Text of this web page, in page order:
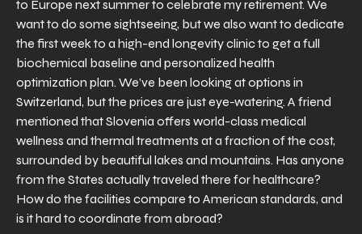
to Europe next summer to celebrate my retirement. We
want to do some sightseeing, but we also want to dedicate
the first week to a high-end longevity clinic to get a full
biochemical baseline and personalized health
optimization plan. We’ve been looking at options in
Switzerland, but the prices are just eye-watering. A friend
mentioned that Slovenia offers world-class medical
wellness and thermal treatments at a fraction of the cost,
surrounded by beautiful lakes and mountains. Has anyone
from the States actually traveled there for healthcare?
How do the facilities compare to American standards, and
is it hard to coordinate from abroad?